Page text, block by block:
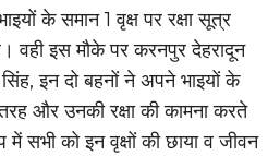
के समान 1 वृक्ष पर रक्षा सूत्र
वही इस मौके पर करनपुर देहरादून
सिंह, इन दो बहनों ने अपने भाइयों के
और उनकी रक्षा की कामना करते
सभी को इन वृक्षों की छाया व जीवन